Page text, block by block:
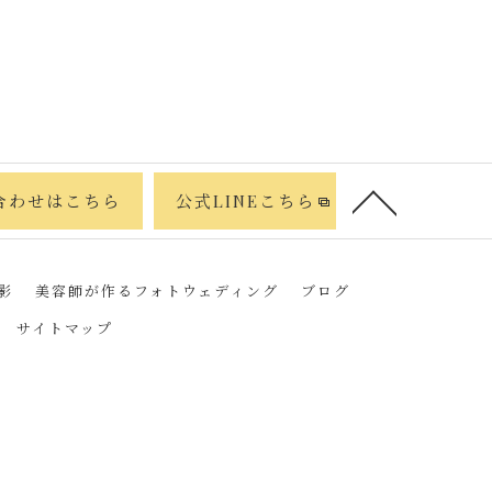
わせはこちら 公式LINEこちら
美容師が作るフォトウェディング
ブログ
サイトマップ